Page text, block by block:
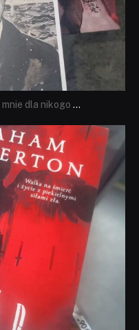
mnie dla nikogo ...